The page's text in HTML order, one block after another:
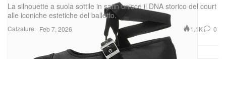
Calzature
La silhouette a suola sottile in satin unisce il DNA storico del court
alle iconiche estetiche del balletto.
Feb 7, 2026 1.1K 0